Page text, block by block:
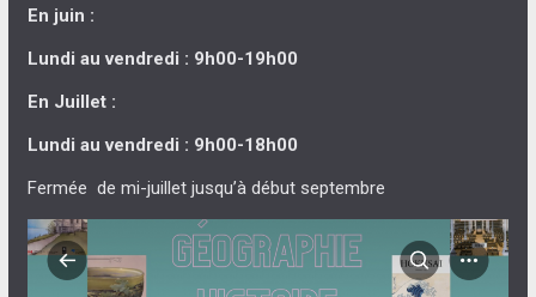
En juin :
Lundi au vendredi : 9h00-19h00
En Juillet :
Lundi au vendredi : 9h00-18h00
Fermée de mi-juillet jusqu’à début septembre